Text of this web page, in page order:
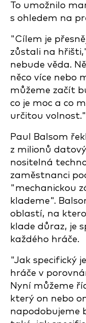
To umožnilo
s ohledem na
"Cílem je
zůstali na
nebude věda.
něco více nebo
můžeme začít
co je moc a co
určitou volnost."
Paul Balsom řekl
z milionů
nositelná
zaměstnanci
"mechanickou
klademe".
oblastí, na
klade důraz, je
každého hráče.
"Jak specifický
hráče v
Nyní můžeme
který on nebo
napodobujeme